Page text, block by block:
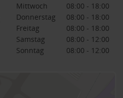
Mittwoch
08:00 - 18:00
Donnerstag
08:00 - 18:00
Freitag
08:00 - 18:00
Samstag
08:00 - 12:00
Sonntag
08:00 - 12:00